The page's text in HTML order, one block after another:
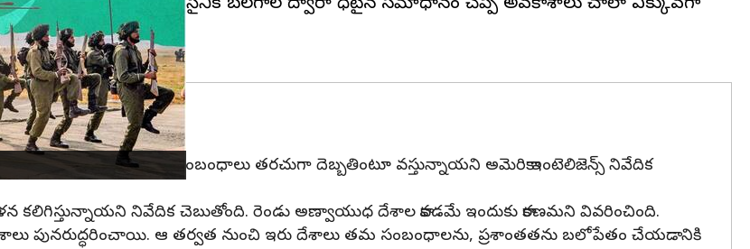
చూస్తూ ఊరుకోదని, సైనిక బలగాల ద్వారా ధీటైన సమాధానం చెప్పే అవకాశాలు చాలా ఎక్కువగా
భారతదేశం- పాకిస్థాన్ మధ్య సంబంధాలు తరచుగా దెబ్బతింటూ వస్తున్నాయని అమెరికా ఇంటెలిజెన్స్ నివేదిక
కలిగిస్తున్నాయని నివేదిక చెబుతోంది. రెండు అణ్వాయుధ దేశాల కావడమే ఇందుకు కారణమని వివరించింది.
పునరుద్ధరించాయి. ఆ తర్వత నుంచి ఇరు దేశాలు తమ సంబంధాలను, ప్రశాంతతను బలోపేతం చేయడానికి